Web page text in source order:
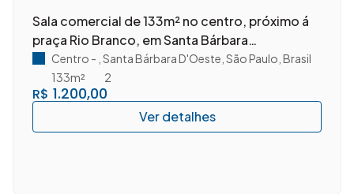
Sala comercial de 133m² no centro, próximo á
praça Rio Branco, em Santa Bárbara
D'Oeste/SP.
R$ 1.200,00
Centro Santa Bárbara D'Oeste São Paulo Brasil
2
133m²